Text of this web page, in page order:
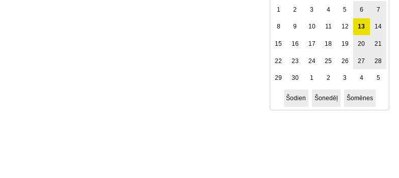
1 2 3 4 5 6 7
8 9 10 11 12 13 14
15 16 17 18 19 20 21
22 23 24 25 26 27 28
29 30 1 2 3 4 5
Šodien Šonedēļ Šomēnes